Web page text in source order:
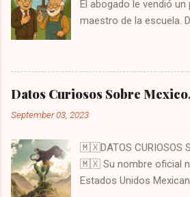
El abogado le vendió
maestro de la escuela.
el agua que está
debe pagar un extra. El
respondió: —Sí, justo
decirle que debe sacar
de lo contrario desde
esto, el abogado se
carcajada: —jajaja.-
bromeando, maestro. El
Datos Curiosos Sobre
September 03, 2023
🇲🇽DATOS CURIOSOS
🇲🇽 Su nombre oficial
Estados Unidos